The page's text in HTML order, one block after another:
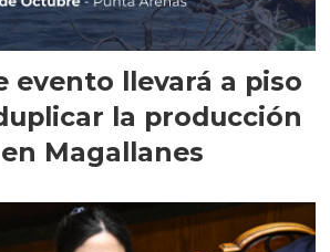
evento llevará a piso
la producción
Magallanes